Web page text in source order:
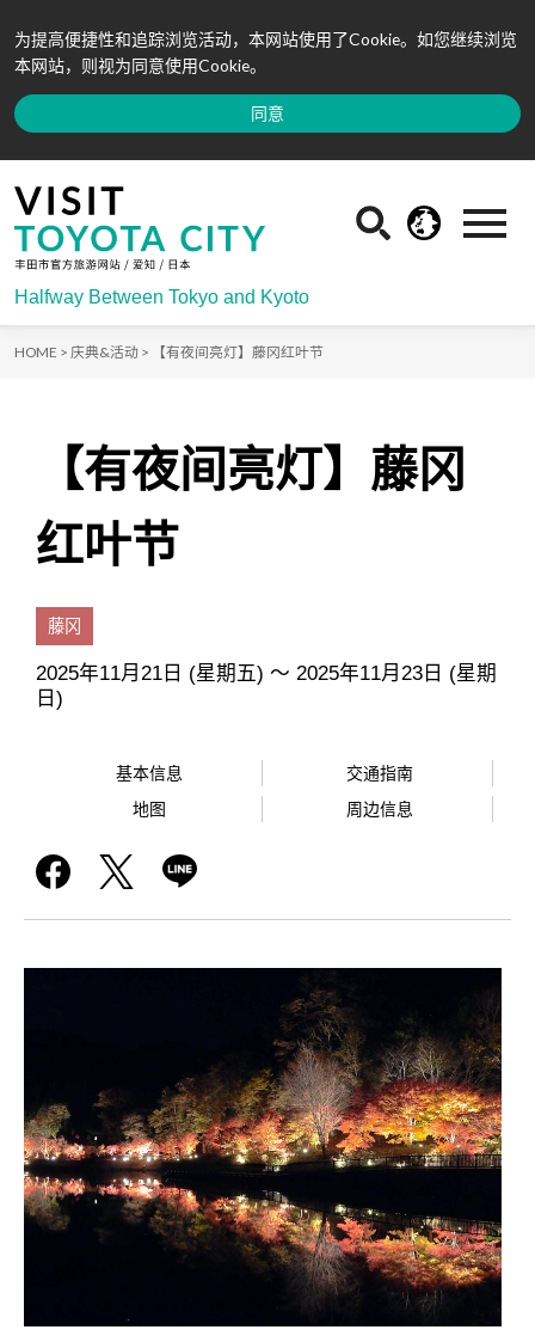
为提高便捷性和追踪浏览活动，本网站使用了Cookie。如您继续浏览
本网站，则视为同意使用Cookie。
同意
Halfway Between Tokyo and Kyoto
HOME > 庆典&活动 > 【有夜间亮灯】藤冈红叶节
【有夜间亮灯】藤冈
红叶节
藤冈
2025年11月21日 (星期五) ～ 2025年11月23日 (星期
日)
基本信息
交通指南
地图
周边信息